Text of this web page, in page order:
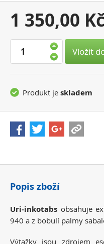
Vaše
cena:
1 350,00
Vložit
Produkt je skladem
Popis zboží
Uri-inkotabs obsahuje
940 a z bobulí palmy
Výtažky jsou zdrojem